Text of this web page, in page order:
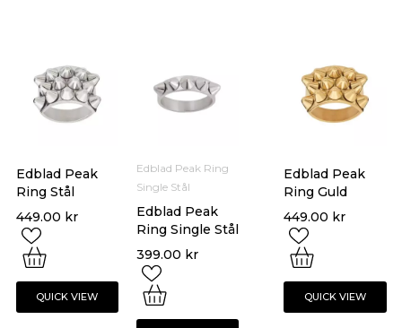
Edblad Peak
Ring Stål
449.00 kr
QUICK VIEW
Edblad Peak
Ring Guld
449.00 kr
QUICK VIEW
Edblad Peak Ring
Single Stål
Edblad Peak
Ring Single Stål
399.00 kr